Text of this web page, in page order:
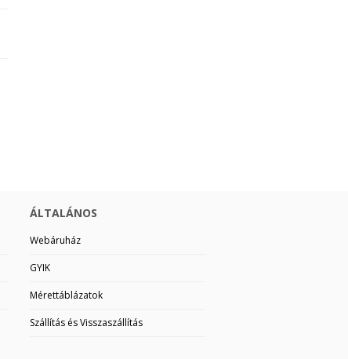
ÁLTALÁNOS
Webáruház
GYIK
Mérettáblázatok
Szállítás és Visszaszállítás